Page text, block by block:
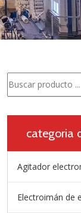
categoria
Agitador
Electroimán de